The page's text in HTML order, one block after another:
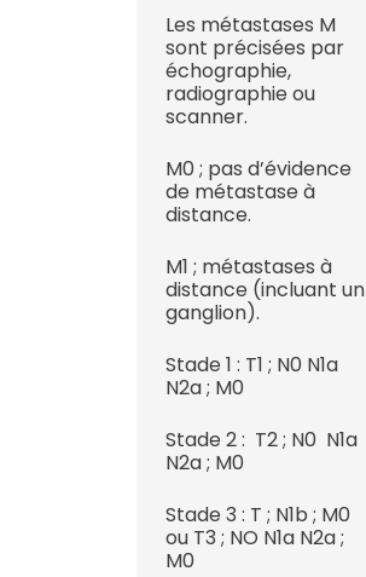
Les métastases M
sont précisées par
échographie,
radiographie ou
scanner.
M0 ; pas d’évidence
de métastase à
distance.
M1 ; métastases à
distance (incluant un
ganglion).
Stade 1 : T1 ; N0 N1a
N2a ; M0
Stade 2 : T2 ; N0 N1a
N2a ; M0
Stade 3 : T ; N1b ; M0
ou T3 ; NO N1a N2a ;
M0